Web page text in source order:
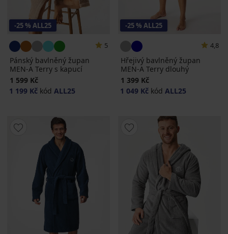
-25 % ALL25
5
Pánský bavlněný župan
MEN-A Terry s kapucí
1 599 Kč
1 199 Kč kód ALL25
-25 % ALL25
4,8
Hřejivý bavlněný župan
MEN-A Terry dlouhý
1 399 Kč
1 049 Kč kód ALL25